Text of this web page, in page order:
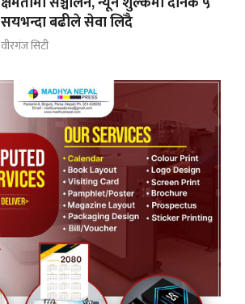
सयभन्दा बढीले सेवा लिँदै
वीरगंज सिटी